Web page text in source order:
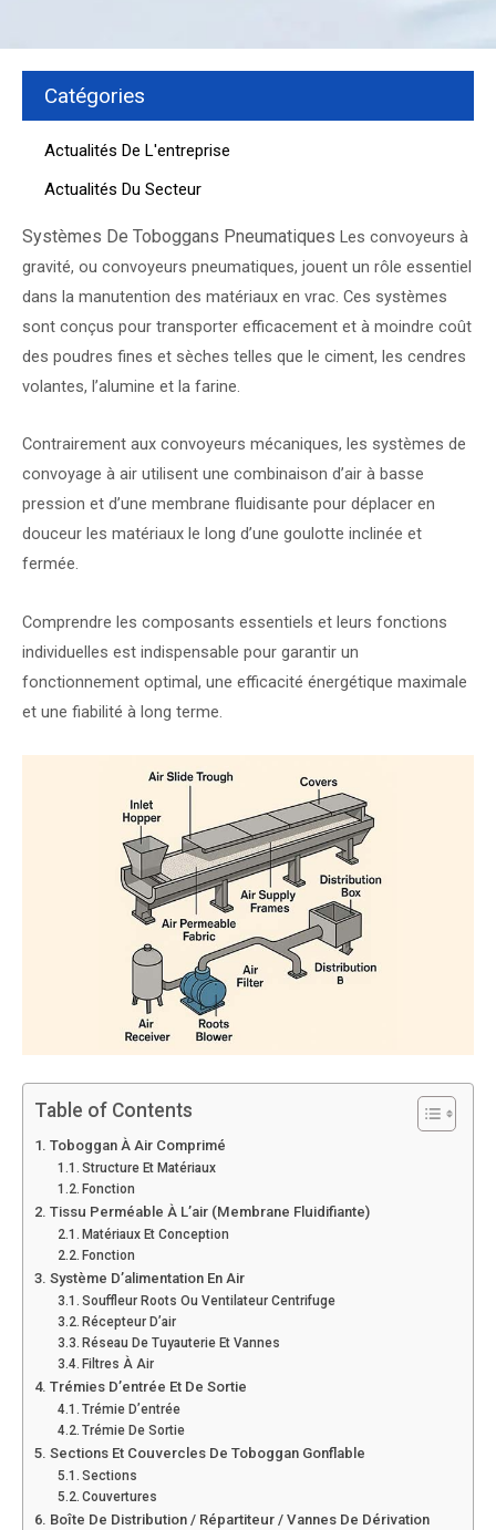
Catégories
Actualités De L'entreprise
Actualités Du Secteur
Systèmes De Toboggans Pneumatiques Les convoyeurs à
gravité, ou convoyeurs pneumatiques, jouent un rôle essentiel
dans la manutention des matériaux en vrac. Ces systèmes
sont conçus pour transporter efficacement et à moindre coût
des poudres fines et sèches telles que le ciment, les cendres
volantes, l’alumine et la farine.
Contrairement aux convoyeurs mécaniques, les systèmes de
convoyage à air utilisent une combinaison d’air à basse
pression et d’une membrane fluidisante pour déplacer en
douceur les matériaux le long d’une goulotte inclinée et
fermée.
Comprendre les composants essentiels et leurs fonctions
individuelles est indispensable pour garantir un
fonctionnement optimal, une efficacité énergétique maximale
et une fiabilité à long terme.
Table of Contents
Toboggan À Air Comprimé
Structure Et Matériaux
Fonction
Tissu Perméable À L’air (membrane Fluidifiante)
Matériaux Et Conception
Fonction
Système D’alimentation En Air
Souffleur Roots Ou Ventilateur Centrifuge
Récepteur D’air
Réseau De Tuyauterie Et Vannes
Filtres À Air
Trémies D’entrée Et De Sortie
Trémie D’entrée
Trémie De Sortie
Sections Et Couvercles De Toboggan Gonflable
Sections
Couvertures
Boîte De Distribution / Répartiteur / Vannes De Dérivation